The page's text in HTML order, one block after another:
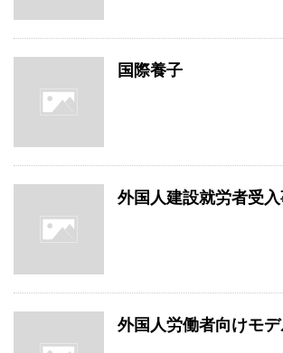
国際養子
外国人建設就労者受
外国人労働者向けモ